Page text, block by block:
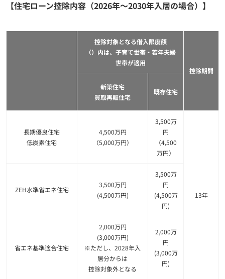
【住宅ローン控除内容（2026年～2030年入居の場合）】
控除対象となる借入限度額
（）内は、子育て世帯・若年夫婦
世帯が適用
控除期間
新築住宅
買取再販住宅
既存住宅
長期優良住宅
低炭素住宅
4,500万円
（5,000万円）
3,500万
円
（4,500
万円）
13年
ZEH水準省エネ住宅
3,500万円
(4,500万円)
3,500万
円
(4,500万
円)
省エネ基準適合住宅
2,000万円
(3,000万円)
※ただし、2028年入
居分からは
控除対象外となる
2,000万
円
(3,000万
円)